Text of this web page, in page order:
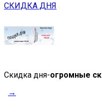
СКИДКА ДНЯ
Скидка дня-огромные
→